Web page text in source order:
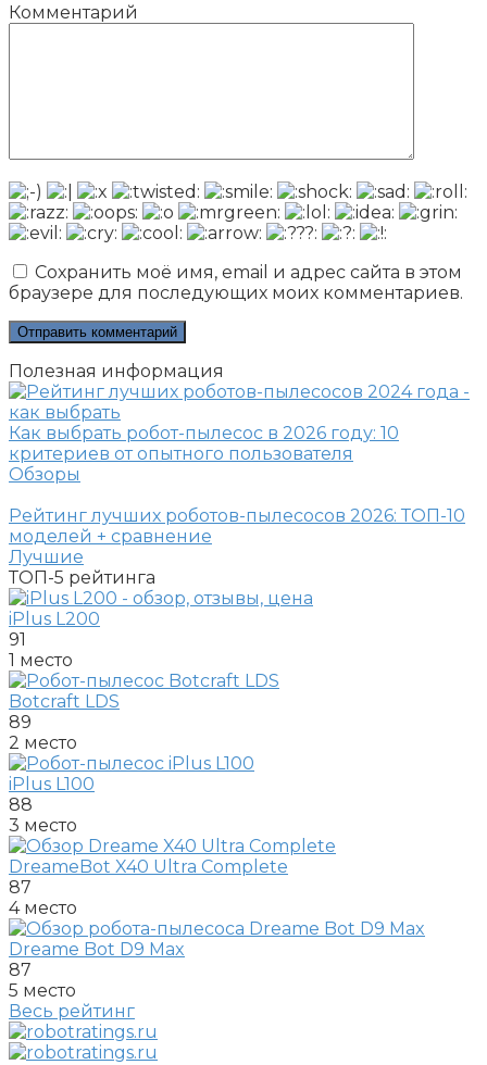
Комментарий
Сохранить моё имя, email и адрес сайта в этом
браузере для последующих моих комментариев.
Полезная информация
Как выбрать робот-пылесос в 2026 году: 10
критериев от опытного пользователя
Обзоры
Рейтинг лучших роботов-пылесосов 2026: ТОП-10
моделей + сравнение
Лучшие
ТОП-5 рейтинга
iPlus L200
91
1 место
Botcraft LDS
89
2 место
iPlus L100
88
3 место
DreameBot X40 Ultra Complete
87
4 место
Dreame Bot D9 Max
87
5 место
Весь рейтинг